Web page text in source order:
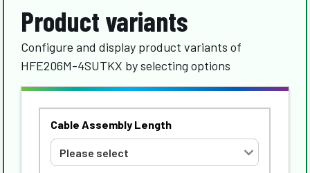
Product variants
Configure and display product variants of
HFE206M-4SUTKX by selecting options
Cable Assembly Length